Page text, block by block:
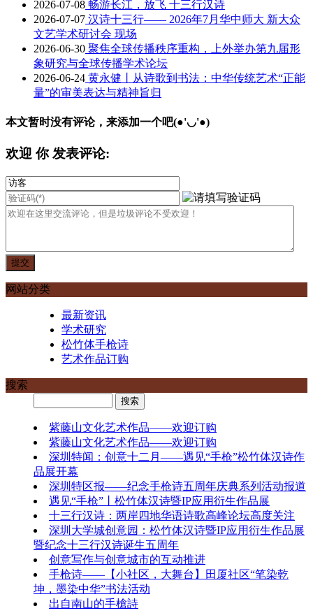
2026-07-08 畅游长江，放飞 十三行汉诗
2026-07-07 汉诗十三行—— 2026年7月华中师大 新大众
文艺学术研讨会 现场
2026-06-30 聚焦全球传播秩序重构，上外举办第九届形
象研究与全球传播学术论坛
2026-06-24 黄永健丨从诗歌到书法：中华传统艺术“正能
量”的审美表达与精神旨归
本文暂时没有评论，来添加一个吧(●'◡'●)
欢迎 你发表评论:
网站分类
最新资讯
学术研究
松竹体手枪诗
艺术作品订购
搜索
紫藤山文化艺术作品——欢迎订购
紫藤山文化艺术作品——欢迎订购
深圳特闻：创意十二月——遇见“手枪”松竹体汉诗作
品展开幕
深圳特区报——纪念手枪诗五周年庆典系列活动报道
遇见“手枪”丨松竹体汉诗暨IP应用衍生作品展
十三行汉诗：两岸四地华语诗歌高峰论坛高度关注
深圳大学城创意园：松竹体汉诗暨IP应用衍生作品展
暨纪念十三行汉诗诞生五周年
创意写作与创意城市的互动推进
手枪诗——【小社区，大舞台】田厦社区“笔染乾
坤，墨染中华”书法活动
出自南山的手槍詩